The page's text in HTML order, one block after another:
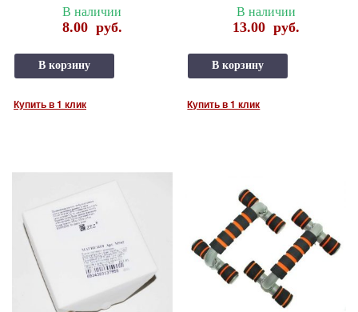
В наличии
8.00 руб.
В корзину
Купить в 1 клик
В наличии
13.00 руб.
В корзину
Купить в 1 клик